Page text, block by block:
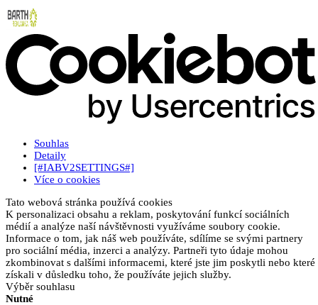
Souhlas
Detaily
[#IABV2SETTINGS#]
Více o cookies
Tato webová stránka používá cookies
K personalizaci obsahu a reklam, poskytování funkcí sociálních
médií a analýze naší návštěvnosti využíváme soubory cookie.
Informace o tom, jak náš web používáte, sdílíme se svými partnery
pro sociální média, inzerci a analýzy. Partneři tyto údaje mohou
zkombinovat s dalšími informacemi, které jste jim poskytli nebo které
získali v důsledku toho, že používáte jejich služby.
Výběr souhlasu
Nutné